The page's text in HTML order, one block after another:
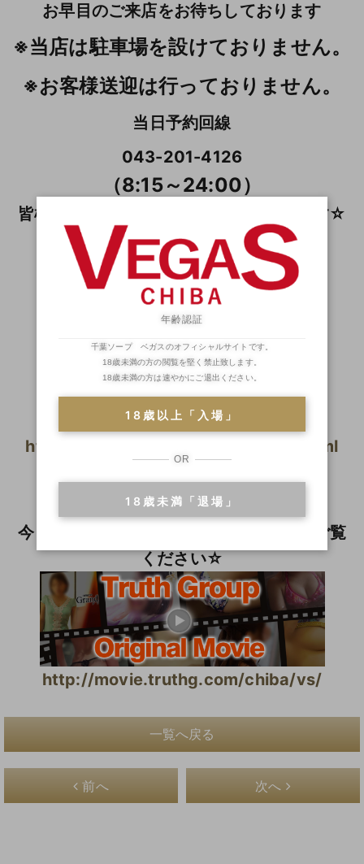
お早目のご来店をお待ちしております
※当店は駐車場を設けておりません。
※お客様送迎は行っておりません。
当日予約回線
043-201-4126
（8:15～24:00）
皆様のご指名ご来店、お待ちしております☆
◆ ソープランドFAN ◆
（姫たちのブログ）
サービスショットも多数アリ！？
http://www.soapfun.net/vs/index.html
◆ MOVIE ◆
（コンパニオン動画紹介）
今まででは見られなかった動く彼女達をご覧
ください☆
http://movie.truthg.com/chiba/vs/
前へ
一覧へ戻る
次へ
年齢認証
千葉ソープ ベガスのオフィシャルサイトです。
18歳未満の方の閲覧を堅く禁止致します。
18歳未満の方は速やかにご退出ください。
18歳以上「入場」
OR
18歳未満「退場」